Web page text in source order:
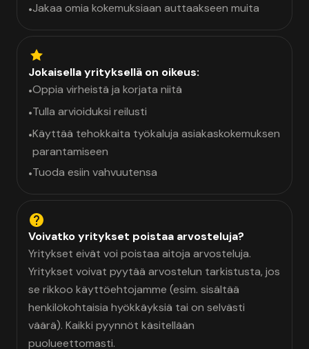
•Jakaa omia kokemuksiaan auttaakseen muita
Jokaisella yrityksellä on oikeus:
•Oppia virheistä ja korjata niitä
•Tulla arvioiduksi reilusti
•Käyttää tehokkaita työkaluja asiakaskokemuksen
parantamiseen
•Tuoda esiin vahvuutensa
Voivatko yritykset poistaa arvosteluja?
Yritykset eivät voi poistaa aitoja arvosteluja.
Yritykset voivat pyytää arvostelun tarkistusta, jos
se rikkoo käyttöehtojamme (esim. sisältää
henkilökohtaisia hyökkäyksiä tai on selvästi
väärä). Kaikki pyynnöt käsitellään
puolueettomasti.